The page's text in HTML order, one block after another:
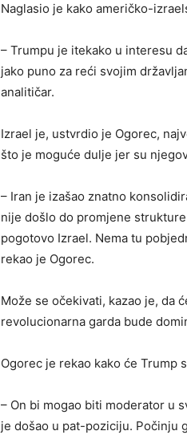
Naglasio je kako američko-
– Trumpu je itekako u interesu
jako puno za reći svojim
analitičar.
Izrael je, ustvrdio je Ogorec,
što je moguće dulje jer su
– Iran je izašao znatno
nije došlo do promjene
pogotovo Izrael. Nema tu
rekao je Ogorec.
Može se očekivati, kazao je, da
revolucionarna garda bude
Ogorec je rekao kako će Trump
– On bi mogao biti moderator u
je došao u pat-poziciju. Počinju